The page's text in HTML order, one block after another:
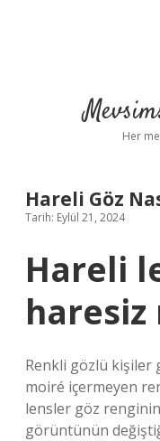
Her
Hareli Göz
Tarih: Eylül 21, 2024
Hareli
haresiz
Renkli gözlü kişiler
moiré içermeyen
lensler göz
görüntünün